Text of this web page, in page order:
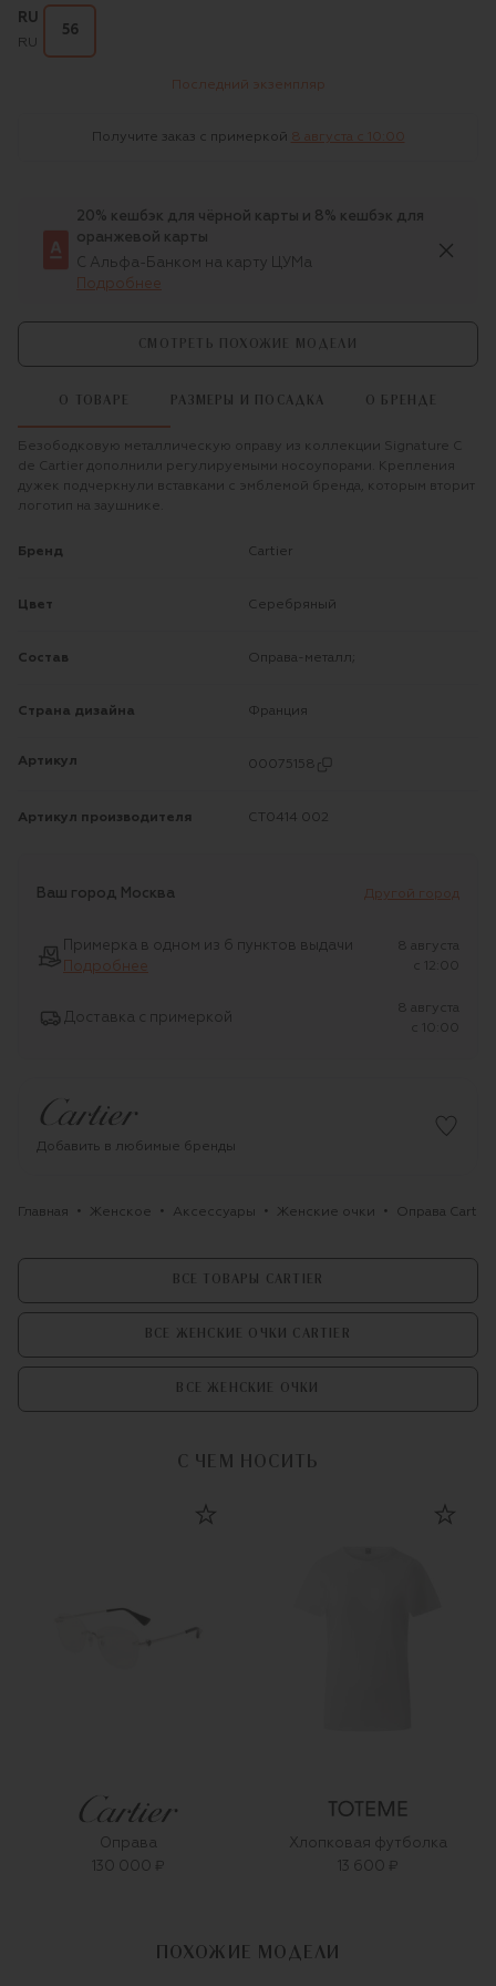
RU
RU
56
Последний экземпляр
Получите заказ с примеркой 8 августа c 10:00
20% кешбэк для чёрной карты и 8% кешбэк для
оранжевой карты
С Альфа-Банком на карту ЦУМа
Подробнее
СМОТРЕТЬ ПОХОЖИЕ МОДЕЛИ
О ТОВАРЕ РАЗМЕРЫ И ПОСАДКА О БРЕНДЕ
Безободковую металлическую оправу из коллекции Signature C
de Cartier дополнили регулируемыми носоупорами. Крепления
дужек подчеркнули вставками с эмблемой бренда, которым вторит
логотип на заушнике.
Бренд Cartier
Цвет Серебряный
Состав Оправа-металл;
Страна дизайна Франция
Артикул 00075158
Артикул производителя CT0414 002
Ваш город Москва Другой город
Примерка в одном из 6 пунктов выдачи
Подробнее
8 августа
c 12:00
Доставка с примеркой
8 августа
c 10:00
Добавить в любимые бренды
Главная Женское Аксессуары Женские очки Оправа Cartier
ВСЕ ТОВАРЫ CARTIER
ВСЕ ЖЕНСКИЕ ОЧКИ CARTIER
ВСЕ ЖЕНСКИЕ ОЧКИ
С ЧЕМ НОСИТЬ
Оправа
130 000 ₽
Хлопковая футболка
13 600 ₽
ПОХОЖИЕ МОДЕЛИ